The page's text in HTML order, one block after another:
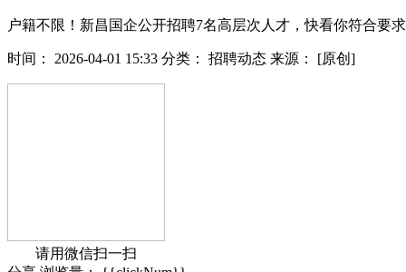
户籍不限！新昌国企公开招聘7名高层次人才，快看你符合要
时间： 2026-04-01 15:33 分类： 招聘动态 来源： [原创]
请用微信扫一扫